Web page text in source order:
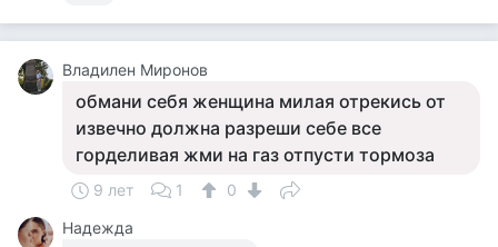
Владилен Миронов
обмани себя женщина милая отрекись от
извечно должна разреши себе все
горделивая жми на газ отпусти тормоза
9 лет 1
0
Надежда